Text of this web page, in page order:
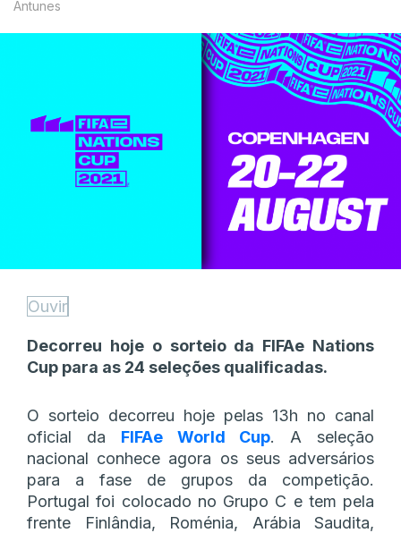
Antunes
Ouvir
Decorreu hoje o sorteio da FIFAe Nations
Cup para as 24 seleções qualificadas.
O sorteio decorreu hoje pelas 13h no canal
oficial da FIFAe World Cup. A seleção
nacional conhece agora os seus adversários
para a fase de grupos da competição.
Portugal foi colocado no Grupo C e tem pela
frente Finlândia, Roménia, Arábia Saudita,